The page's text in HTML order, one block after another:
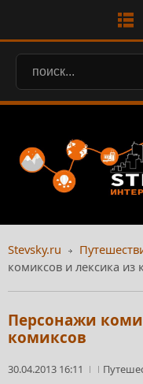
Stevsky.ru
комиксов и лексика из
Персонажи
комиксов
30.04.2013 16:11